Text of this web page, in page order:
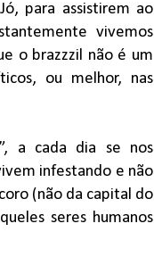
para assistirem ao
vivemos
o brazzzil não é um
ou melhor, nas
a cada dia se nos
infestando e não
(não da capital do
seres humanos